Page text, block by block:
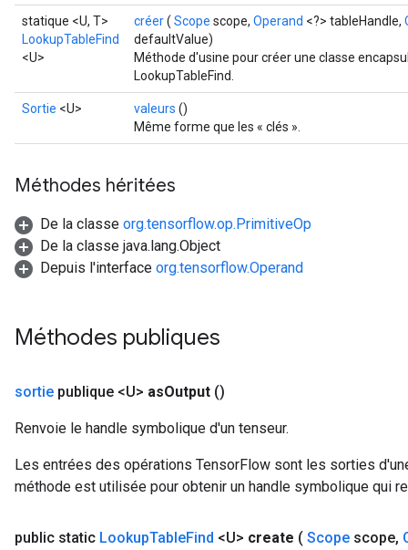
statique <U, T>
LookupTableFind
<U>
créer( Scope scope, Operand <?> tableHandle,
defaultValue)
Méthode d'usine pour créer une classe
LookupTableFind.
Sortie <U> valeurs ()
Même forme que les « clés ».
Méthodes héritées
De la classe org.tensorflow.op.PrimitiveOp
De la classe java.lang.Object
Depuis l'interface org.tensorflow.Operand
Méthodes publiques
sortie publique <U> asOutput ()
Renvoie le handle symbolique d'un tenseur.
Les entrées des opérations TensorFlow sont les sorties
méthode est utilisée pour obtenir un handle symbolique qui
public static LookupTableFind <U> create ( Scope scope,